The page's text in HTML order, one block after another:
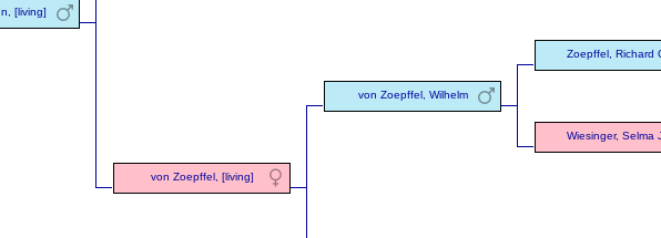
[living]
von Zoepffel, [living]
von Zoepffel, Wilhelm
Zoepffel, Richard
Wiesinger, Selma